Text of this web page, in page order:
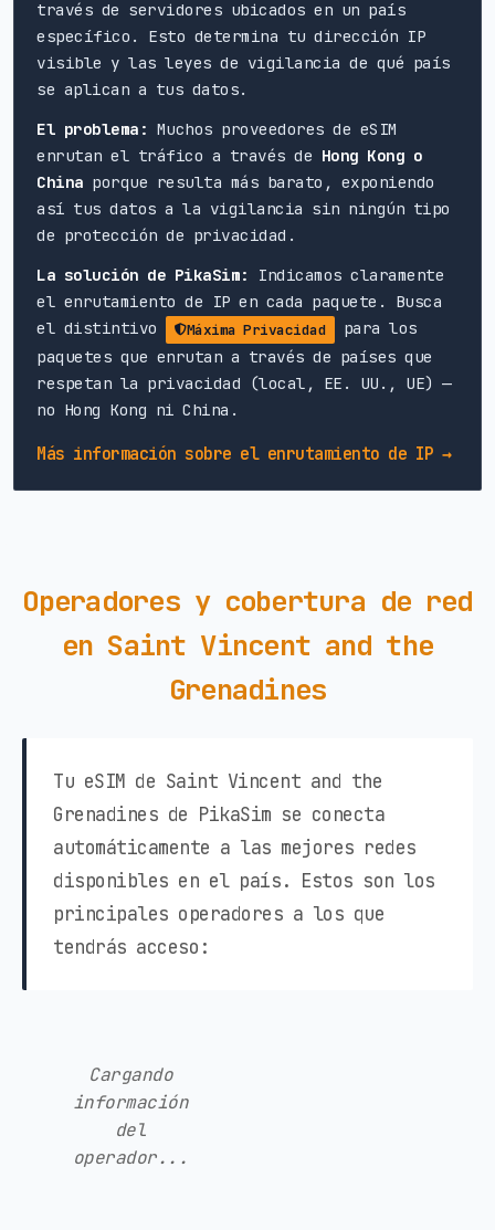
través de servidores ubicados en un país
específico. Esto determina tu dirección IP
visible y las leyes de vigilancia de qué país
se aplican a tus datos.
El problema: Muchos proveedores de eSIM
enrutan el tráfico a través de Hong Kong o
China porque resulta más barato, exponiendo
así tus datos a la vigilancia sin ningún tipo
de protección de privacidad.
La solución de PikaSim:
Indicamos claramente
el enrutamiento de IP en cada paquete. Busca
el distintivo
Máxima Privacidad
para los
paquetes que enrutan a través de países que
respetan la privacidad (local, EE. UU., UE) —
no Hong Kong ni China.
Más información sobre el enrutamiento de IP →
Operadores y cobertura de red
en Saint Vincent and the
Grenadines
Tu eSIM de Saint Vincent and the
Grenadines de PikaSim se conecta
automáticamente a las mejores redes
disponibles en el país. Estos son los
principales operadores a los que
tendrás acceso:
Cargando
información
del
operador...